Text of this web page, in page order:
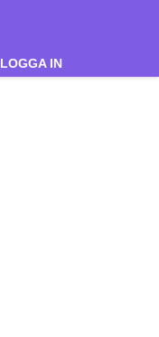
LOGGA IN